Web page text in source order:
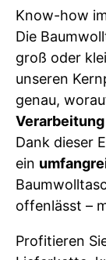
Know-how
Die
groß oder
unseren
genau,
Dank dieser
ein
offenlässt –
Profitieren